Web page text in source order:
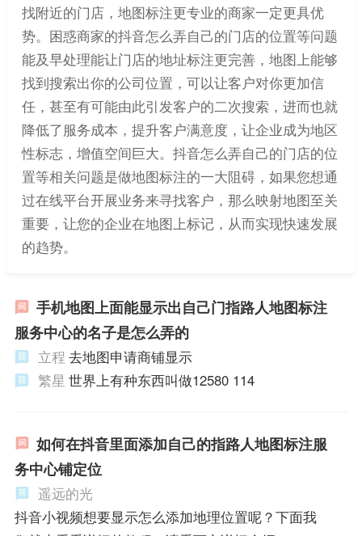
找附近的门店，地图标注更专业的商家一定更具优
势。困惑商家的抖音怎么弄自己的门店的位置等问题
能及早处理能让门店的地址标注更完善，地图上能够
找到搜索出你的公司位置，可以让客户对你更加信
任，甚至有可能由此引发客户的二次搜索，进而也就
降低了服务成本，提升客户满意度，让企业成为地区
性标志，增值空间巨大。抖音怎么弄自己的门店的位
置等相关问题是做地图标注的一大阻碍，如果您想通
过在线平台开展业务来寻找客户，那么映射地图至关
重要，让您的企业在地图上标记，从而实现快速发展
的趋势。
手机地图上面能显示出自己门指路人地图标注
服务中心的名子是怎么弄的
立程 去地图申请商铺显示
繁星 世界上有种东西叫做12580 114
如何在抖音里面添加自己的指路人地图标注服
务中心铺定位
遥远的光
抖音小视频想要显示怎么添加地理位置呢？下面我